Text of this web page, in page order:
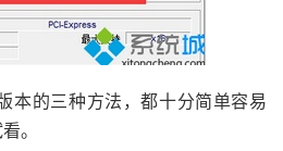
本的三种方法，都十分简单容易
。